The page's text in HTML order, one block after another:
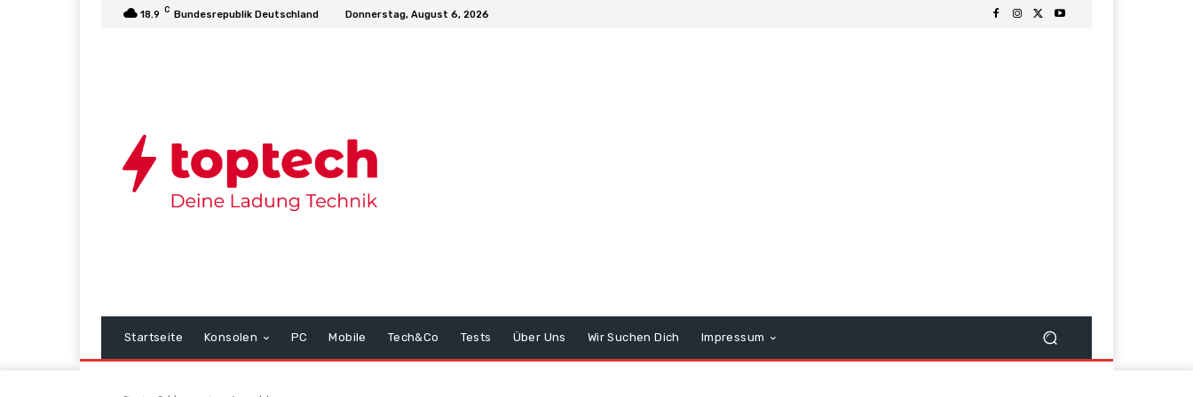
18.9 C Bundesrepublik Deutschland Donnerstag, August 6, 2026
Startseite Konsolen PC Mobile Tech&Co Tests Über Uns Wir Suchen Dich Impressum